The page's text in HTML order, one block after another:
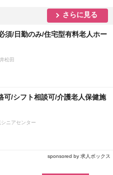
さらに見る
須/日勤のみ/住宅型有料老人ホー
松田
可/シフト相談可/介護老人保健施
ニアセンター
sponsored by 求人ボックス